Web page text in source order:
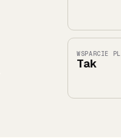
WSPARCIE PL
Tak